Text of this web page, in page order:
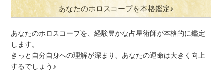
あなたのホロスコープを本格鑑定♪
あなたのホロスコープを、経験豊かな占星術師が本格的に鑑定
します。
きっと自分自身への理解が深まり、あなたの運命は大きく向上
するでしょう♪